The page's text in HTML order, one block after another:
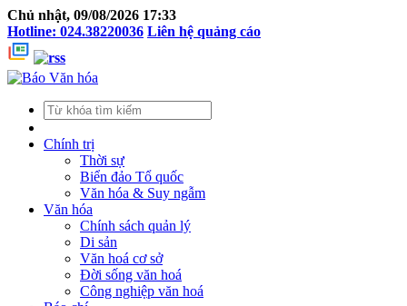
Chủ nhật, 09/08/2026 17:33
Hotline: 024.38220036 Liên hệ quảng cáo
Chính trị
Thời sự
Biển đảo Tổ quốc
Văn hóa & Suy ngẫm
Văn hóa
Chính sách quản lý
Di sản
Văn hoá cơ sở
Đời sống văn hoá
Công nghiệp văn hoá